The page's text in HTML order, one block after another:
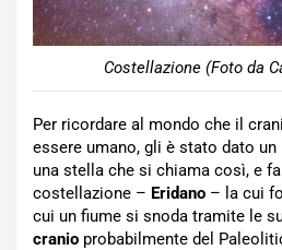
Costellazione (Foto da
Per ricordare al mondo che il
essere umano, gli è stato dato un
una stella che si chiama così, e
costellazione – Eridano – la cui
cui un fiume si snoda tramite le
cranio probabilmente del